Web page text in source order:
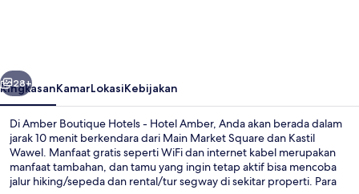
Amber
Berikutnya
28+
RingkasanKamarLokasiKebijakan
Di Amber Boutique Hotels - Hotel Amber, Anda akan berada dalam
jarak 10 menit berkendara dari Main Market Square dan Kastil
Wawel. Manfaat gratis seperti WiFi dan internet kabel merupakan
manfaat tambahan, dan tamu yang ingin tetap aktif bisa mencoba
jalur hiking/sepeda dan rental/tur segway di sekitar properti. Para